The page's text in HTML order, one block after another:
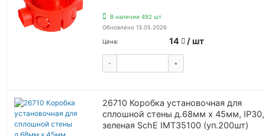
В наличии 492 шт
Обновлено 13.05.2026
Цена: 14 / шт
- +
26710 Коробка установочная для
сплошной стены д.68мм х 45мм, IP30,
зеленая SchE IMT35100 (уп.200шт)